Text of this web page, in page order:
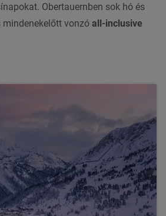
Obertauernben sok hó és
mindenekelőtt vonzó all-inclusive